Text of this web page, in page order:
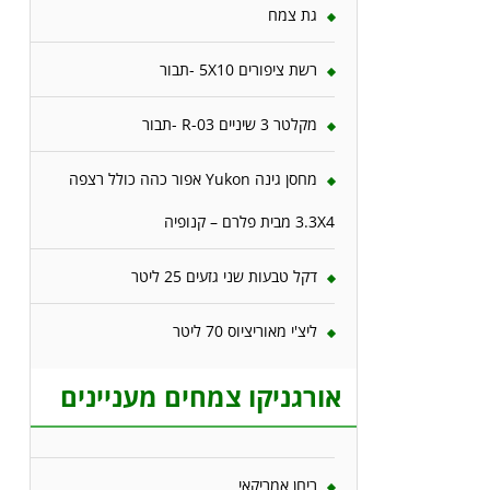
גת צמח
רשת ציפורים 5X10 -תבור
מקלטר 3 שיניים R-03 -תבור
מחסן גינה Yukon אפור כהה כולל רצפה
3.3X4 מבית פלרם – קנופיה
דקל טבעות שני גזעים 25 ליטר
ליצ'י מאוריציוס 70 ליטר
אורגניקו צמחים מעניינים
ריחן אמריקאי